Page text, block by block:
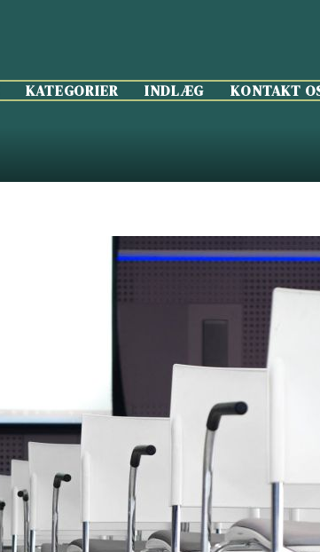
KATEGORIER INDLÆG KONTAKT